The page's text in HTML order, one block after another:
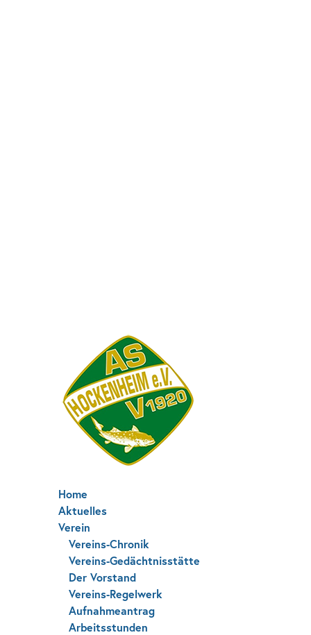
Home
Aktuelles
Verein
Vereins-Chronik
Vereins-Gedächtnisstätte
Der Vorstand
Vereins-Regelwerk
Aufnahmeantrag
Arbeitsstunden